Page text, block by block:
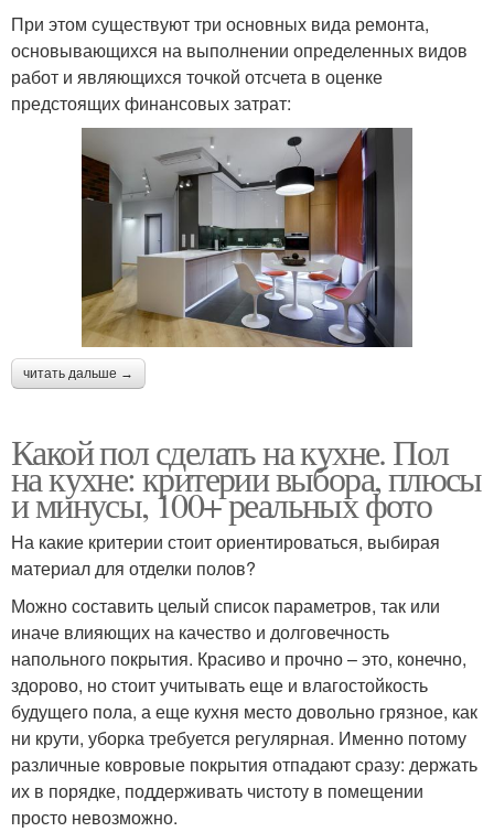
При этом существуют три основных вида ремонта,
основывающихся на выполнении определенных видов
работ и являющихся точкой отсчета в оценке
предстоящих финансовых затрат:
читать дальше →
Какой пол сделать на кухне. Пол
на кухне: критерии выбора, плюсы
и минусы, 100+ реальных фото
На какие критерии стоит ориентироваться, выбирая
материал для отделки полов?
Можно составить целый список параметров, так или
иначе влияющих на качество и долговечность
напольного покрытия. Красиво и прочно – это, конечно,
здорово, но стоит учитывать еще и влагостойкость
будущего пола, а еще кухня место довольно грязное, как
ни крути, уборка требуется регулярная. Именно потому
различные ковровые покрытия отпадают сразу: держать
их в порядке, поддерживать чистоту в помещении
просто невозможно.